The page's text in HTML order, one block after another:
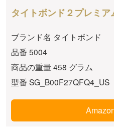
タイトボンド２プレミ
ブランド名 タイトボンド
品番 5004
商品の重量 458 グラム
型番 SG_B00F27QFQ4_US